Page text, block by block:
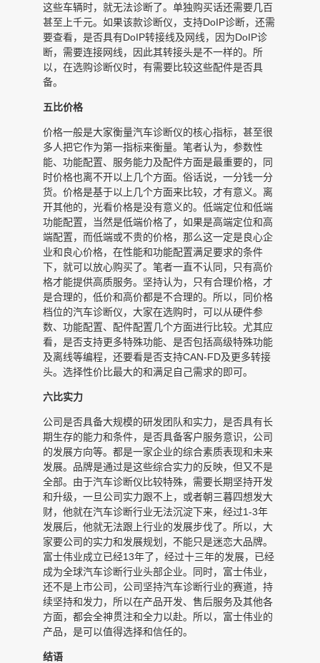
这些车辆时，就无法诊断了。单独购买话还需要几百
甚至上千元。如果该款诊断仪，支持DoIP诊断，还需
要查看，是否具有DoIP转接线及网线，因为DoIP诊
断，需要连接网线，因此其转接头是不一样的。所
以，在选购诊断仪时，有需要比较这些配件是否具
备。
五比价格
价格一般是大家衡量汽车诊断仪的核心指标，甚至很
多人把它作为第一指标来衡量。笔者认为，参数性
能、功能配置、服务能力及配件方面是最重要的，同
时价格也离不开以上几个方面。俗话说，一分钱一分
货。价格是基于以上几个方面来比较，才有意义。离
开其他的，光看价格是没有意义的。低端定位和低端
功能配置，当然是低端价格了，如果是高端定位和高
端配置，而低端或不贵的价格，那么这一定是良心企
业和良心价格，在性能和功能配置满足要求的条件
下，就可以放心购买了。笔者一直不认同，只有高价
格才能提供高质服务。坚持认为，只有合理价格，才
是合理的，低价和高价都是不合理的。所以，同价格
档位的汽车诊断仪，大家在选购时，可以从硬件参
数、功能配置、配件配置几个方面进行比较。尤其应
看，是否支持更多特殊功能、是否包括高级特殊功能
及离线等编程，还要看是否支持CAN-FD及更多转接
头。选择性价比最大的和满足自己需求的即可。
六比实力
公司是否具备大规模的研发团队和实力，是否具有长
期生存的能力和条件，是否具备客户服务意识，公司
的发展方向等。都是一家企业的综合素质表现和未来
发展。品牌是通过是这些综合实力的反映，但又不是
全部。由于汽车诊断仪比较特殊，需要长期坚持开发
和升级，一旦公司实力跟不上，或者朝三暮四想发大
财，他就在汽车诊断行业无法沉淀下来，经过1-3年
发展后，他就无法跟上行业的发展步伐了。所以，大
家要公司的实力和发展规划，不能只是迷恋大品牌。
富士伟业成立已经13年了，经过十三年的发展，已经
成为全球汽车诊断行业头部企业。同时，富士伟业，
还不是上市公司，公司坚持汽车诊断行业的赛道，持
续坚持和发力，所以在产品开发、售后服务及其他各
方面，都会全神贯注和全力以赴。所以，富士伟业的
产品，是可以值得选择和信任的。
结语